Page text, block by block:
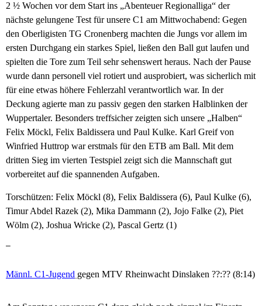
2 ½ Wochen vor dem Start ins „Abenteuer Regionalliga“ der
nächste gelungene Test für unsere C1 am Mittwochabend: Gegen
den Oberligisten TG Cronenberg machten die Jungs vor allem im
ersten Durchgang ein starkes Spiel, ließen den Ball gut laufen und
spielten die Tore zum Teil sehr sehenswert heraus. Nach der Pause
wurde dann personell viel rotiert und ausprobiert, was sicherlich mit
für eine etwas höhere Fehlerzahl verantwortlich war. In der
Deckung agierte man zu passiv gegen den starken Halblinken der
Wuppertaler. Besonders treffsicher zeigten sich unsere „Halben“
Felix Möckl, Felix Baldissera und Paul Kulke. Karl Greif von
Winfried Huttrop war erstmals für den ETB am Ball. Mit dem
dritten Sieg im vierten Testspiel zeigt sich die Mannschaft gut
vorbereitet auf die spannenden Aufgaben.
Torschützen: Felix Möckl (8), Felix Baldissera (6), Paul Kulke (6),
Timur Abdel Razek (2), Mika Dammann (2), Jojo Falke (2), Piet
Wölm (2), Joshua Wricke (2), Pascal Gertz (1)
–
Männl. C1-Jugend gegen MTV Rheinwacht Dinslaken ??:?? (8:14)